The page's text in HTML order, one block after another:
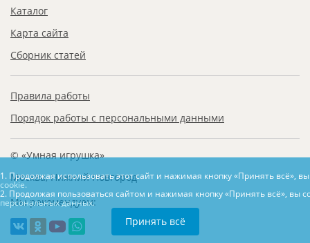
Каталог
Карта сайта
Сборник статей
Правила работы
Порядок работы с персональными данными
© «Умная игрушка»
Москва, Нижний Новгород
Мы рекомендуем:
1. Продолжая использовать этот сайт и нажимая кнопку «Принять всё»,
cookie.
2. Продолжая пользоваться сайтом и нажимая кнопку «Принять всё», вы
персональных данных.
Принять всё